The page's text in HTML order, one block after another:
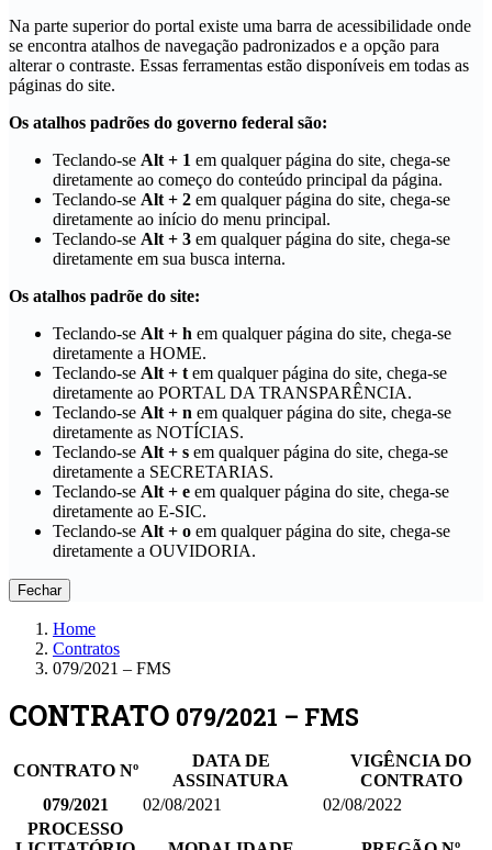
Na parte superior do portal existe uma barra de acessibilidade onde
se encontra atalhos de navegação padronizados e a opção para
alterar o contraste. Essas ferramentas estão disponíveis em todas as
páginas do site.
Os atalhos padrões do governo federal são:
Teclando-se Alt + 1 em qualquer página do site, chega-se
diretamente ao começo do conteúdo principal da página.
Teclando-se Alt + 2 em qualquer página do site, chega-se
diretamente ao início do menu principal.
Teclando-se Alt + 3 em qualquer página do site, chega-se
diretamente em sua busca interna.
Os atalhos padrõe do site:
Teclando-se Alt + h em qualquer página do site, chega-se
diretamente a HOME.
Teclando-se Alt + t em qualquer página do site, chega-se
diretamente ao PORTAL DA TRANSPARÊNCIA.
Teclando-se Alt + n em qualquer página do site, chega-se
diretamente as NOTÍCIAS.
Teclando-se Alt + s em qualquer página do site, chega-se
diretamente a SECRETARIAS.
Teclando-se Alt + e em qualquer página do site, chega-se
diretamente ao E-SIC.
Teclando-se Alt + o em qualquer página do site, chega-se
diretamente a OUVIDORIA.
Fechar
Home
Contratos
079/2021 – FMS
CONTRATO 079/2021 – FMS
CONTRATO Nº
DATA DE
ASSINATURA
VIGÊNCIA DO
CONTRATO
079/2021
02/08/2021
02/08/2022
PROCESSO